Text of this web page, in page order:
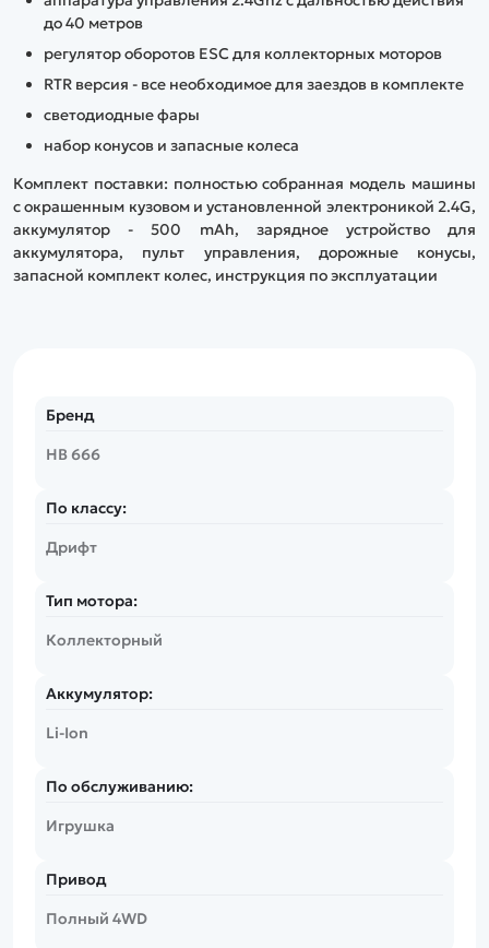
до 40 метров
регулятор оборотов ESC для коллекторных моторов
RTR версия - все необходимое для заездов в комплекте
светодиодные фары
набор конусов и запасные колеса
Комплект поставки: полностью собранная модель машины
с окрашенным кузовом и установленной электроникой 2.4G,
аккумулятор - 500 mAh, зарядное устройство для
аккумулятора, пульт управления, дорожные конусы,
запасной комплект колес, инструкция по эксплуатации
Бренд
HB 666
По классу:
Дрифт
Тип мотора:
Коллекторный
Аккумулятор:
Li-Ion
По обслуживанию:
Игрушка
Привод
Полный 4WD